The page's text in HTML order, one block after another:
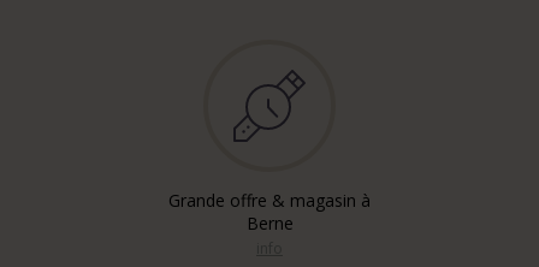
Grande offre & magasin à
Berne